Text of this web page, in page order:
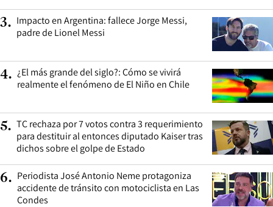
3. Impacto en Argentina: fallece Jorge Messi,
padre de Lionel Messi
4. ¿El más grande del siglo?: Cómo se vivirá
realmente el fenómeno de El Niño en Chile
5. TC rechaza por 7 votos contra 3 requerimiento
para destituir al entonces diputado Kaiser tras
dichos sobre el golpe de Estado
6. Periodista José Antonio Neme protagoniza
accidente de tránsito con motociclista en Las
Condes